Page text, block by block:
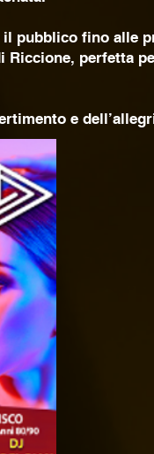
pubblico fino alle
Riccione, perfetta
e